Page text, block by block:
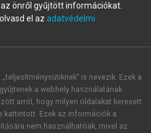
hozz létre új fiókot.
automatikusan
önről gyűjtött információkat.
el az adatvédelmi
is nevezik. Ezek a
a webhely használatának
arról, hogy milyen oldalakat keresett
kattintott. Ezek az információk a
nem használhatóak, mivel az